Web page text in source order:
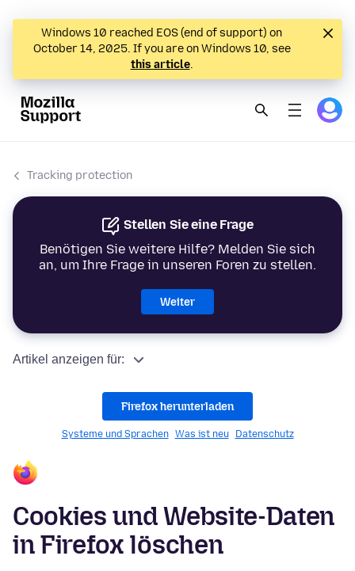
Windows 10 reached EOS (end of support) on
October 14, 2025. If you are on Windows 10, see
this article.
Tracking protection
Stellen Sie eine Frage
Benötigen Sie weitere Hilfe? Melden Sie sich
an, um Ihre Frage in unseren Foren zu stellen.
Weiter
Artikel anzeigen für:
Firefox herunterladen
Systeme und Sprachen Was ist neu Datenschutz
Cookies und Website-Daten
in Firefox löschen